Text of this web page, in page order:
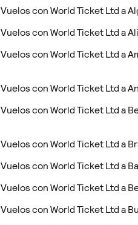
Vuelos con World Ticket Ltd a
Vuelos con World Ticket Ltd a
Vuelos con World Ticket Ltd a
Vuelos con World Ticket Ltd a
Vuelos con World Ticket Ltd a
Vuelos con World Ticket Ltd a
Vuelos con World Ticket Ltd a
Vuelos con World Ticket Ltd a
Vuelos con World Ticket Ltd a